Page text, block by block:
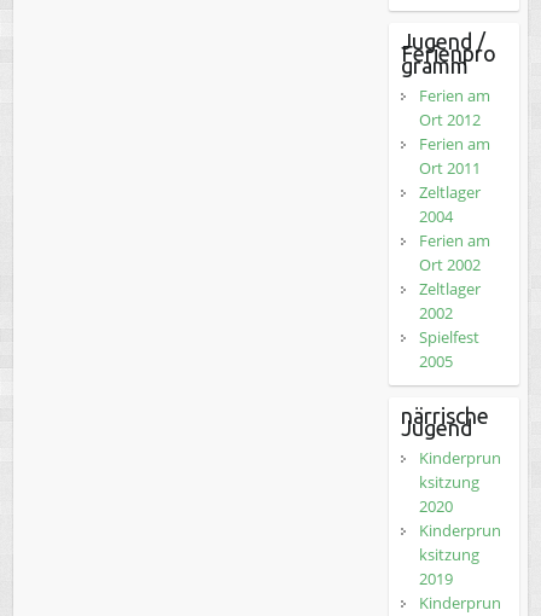
Jugend /
Ferienpro
gramm
Ferien am
Ort 2012
Ferien am
Ort 2011
Zeltlager
2004
Ferien am
Ort 2002
Zeltlager
2002
Spielfest
2005
närrische
Jugend
Kinderprun
ksitzung
2020
Kinderprun
ksitzung
2019
Kinderprun